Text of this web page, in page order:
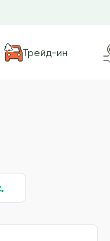
Трейд-ин